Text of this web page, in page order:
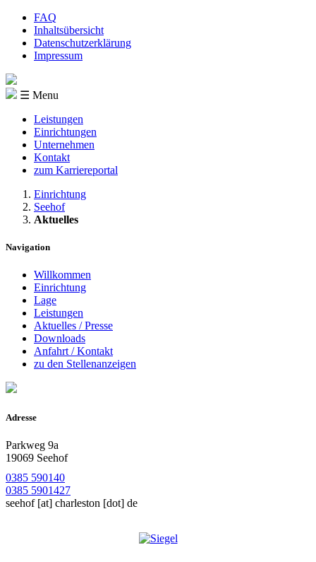
FAQ
Inhaltsübersicht
Datenschutzerklärung
Impressum
☰ Menu
Leistungen
Einrichtungen
Unternehmen
Kontakt
zum Karriereportal
Einrichtung
Seehof
Aktuelles
Navigation
Willkommen
Einrichtung
Lage
Leistungen
Aktuelles / Presse
Downloads
Anfahrt / Kontakt
zu den Stellenanzeigen
Adresse
Parkweg 9a
19069 Seehof
0385 590140
0385 5901427
seehof[at] charleston [dot] de